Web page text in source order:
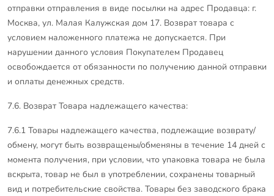
отправки отправления в виде посылки на адрес Продавца: г.
Москва, ул. Малая Калужская дом 17. Возврат товара с
условием наложенного платежа не допускается. При
нарушении данного условия Покупателем Продавец
освобождается от обязанности по получению данной отправки
и оплаты денежных средств.
7.6. Возврат Товара надлежащего качества:
7.6.1 Товары надлежащего качества, подлежащие возврату/
обмену, могут быть возвращены/обменяны в течение 14 дней с
момента получения, при условии, что упаковка товара не была
вскрыта, товар не был в употреблении, сохранены товарный
вид и потребительские свойства. Товары без заводского брака